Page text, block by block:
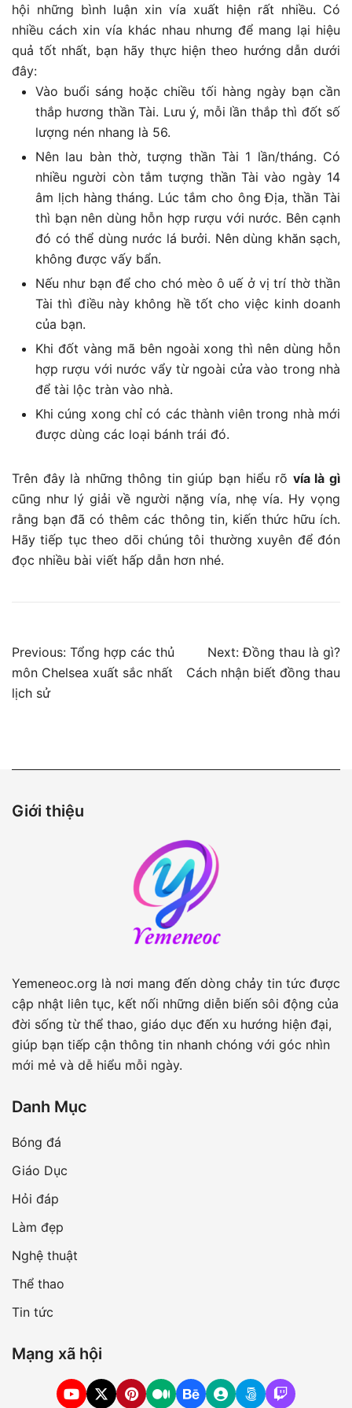
hội những bình luận xin vía xuất hiện rất nhiều. Có
nhiều cách xin vía khác nhau nhưng để mang lại hiệu
quả tốt nhất, bạn hãy thực hiện theo hướng dẫn dưới
đây:
Vào buổi sáng hoặc chiều tối hàng ngày bạn cần
thắp hương thần Tài. Lưu ý, mỗi lần thắp thì đốt số
lượng nén nhang là 56.
Nên lau bàn thờ, tượng thần Tài 1 lần/tháng. Có
nhiều người còn tắm tượng thần Tài vào ngày 14
âm lịch hàng tháng. Lúc tắm cho ông Địa, thần Tài
thì bạn nên dùng hỗn hợp rượu với nước. Bên cạnh
đó có thể dùng nước lá bưởi. Nên dùng khăn sạch,
không được vấy bẩn.
Nếu như bạn để cho chó mèo ô uế ở vị trí thờ thần
Tài thì điều này không hề tốt cho việc kinh doanh
của bạn.
Khi đốt vàng mã bên ngoài xong thì nên dùng hỗn
hợp rượu với nước vẩy từ ngoài cửa vào trong nhà
để tài lộc tràn vào nhà.
Khi cúng xong chỉ có các thành viên trong nhà mới
được dùng các loại bánh trái đó.
Trên đây là những thông tin giúp bạn hiểu rõ vía là gì
cũng như lý giải về người nặng vía, nhẹ vía. Hy vọng
rằng bạn đã có thêm các thông tin, kiến thức hữu ích.
Hãy tiếp tục theo dõi chúng tôi thường xuyên để đón
đọc nhiều bài viết hấp dẫn hơn nhé.
Điều
hướng
Previous: Tổng hợp các thủ
môn Chelsea xuất sắc nhất
lịch sử
Next: Đồng thau là gì?
Cách nhận biết đồng thau
Giới thiệu
Yemeneoc.org là nơi mang đến dòng chảy tin tức được
cập nhật liên tục, kết nối những diễn biến sôi động của
đời sống từ thể thao, giáo dục đến xu hướng hiện đại,
giúp bạn tiếp cận thông tin nhanh chóng với góc nhìn
mới mẻ và dễ hiểu mỗi ngày.
Danh Mục
Bóng đá
Giáo Dục
Hỏi đáp
Làm đẹp
Nghệ thuật
Thể thao
Tin tức
Mạng xã hội